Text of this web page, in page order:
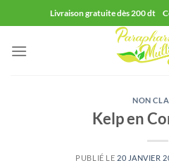
au
contenu
Livraison gratuite dès 200 dt
NON
Kelp en
PUBLIÉ LE 20 JANVIER